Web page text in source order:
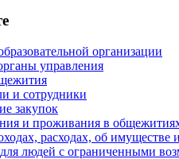
организации
управления
и сотрудники
закупок
и проживания в
расходах, об имуществе
людей с ограниченными